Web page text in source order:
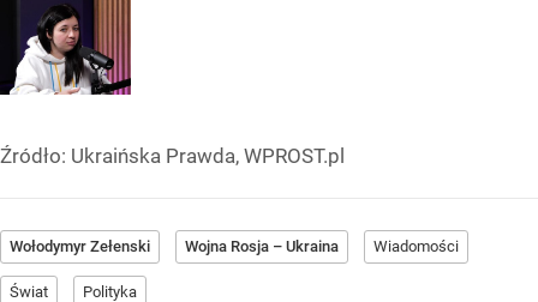
Źródło: Ukraińska Prawda, WPROST.pl
Wołodymyr Zełenski Wojna Rosja – Ukraina Wiadomości
Świat Polityka